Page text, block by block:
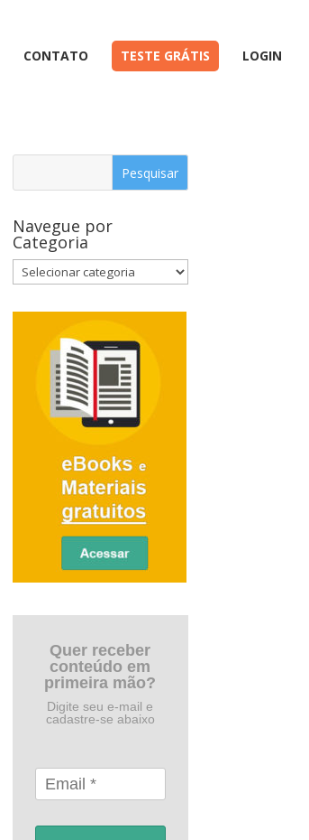
CONTATO TESTE GRÁTIS LOGIN
Navegue por
Categoria
Quer receber
conteúdo em
primeira mão?
Digite seu e-mail e
cadastre-se abaixo